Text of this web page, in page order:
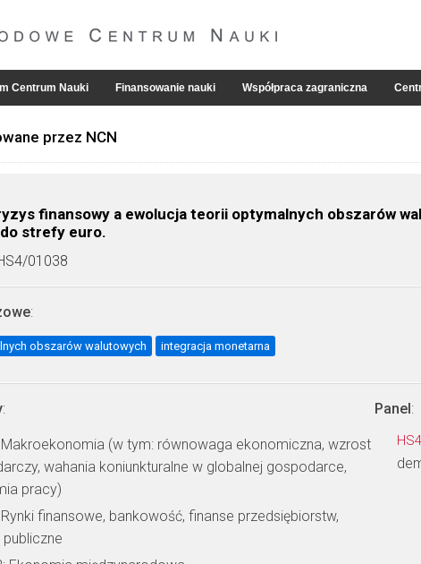
Centrum Nauki Finansowanie nauki Współpraca zagraniczna
przez NCN
finansowy a ewolucja teorii optymalnych obszarów
strefy euro.
01038
:
obszarów walutowych integracja monetarna
:
Makroekonomia (w tym: równowaga ekonomiczna, wzrost
wahania koniunkturalne w globalnej gospodarce,
pracy)
Rynki finansowe, bankowość, finanse przedsiębiorstw,
Panel:
HS4